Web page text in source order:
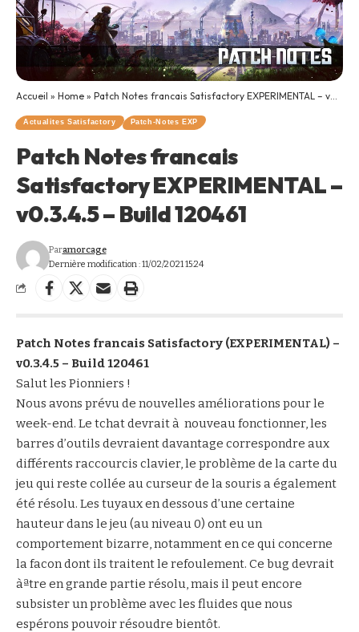
Accueil » Home » Patch Notes francais Satisfactory EXPERIMENTAL – v0.3.4.5 – Build 120461
Actualites Satisfactory Patch-Notes EXP
Patch Notes francais
Satisfactory EXPERIMENTAL –
v0.3.4.5 – Build 120461
Dernière modification : 11/02/2021 15:24
Paramorcage
Patch Notes francais Satisfactory (EXPERIMENTAL) –
v0.3.4.5 – Build 120461
Salut les Pionniers !
Nous avons prévu de nouvelles améliorations pour le
week-end. Le tchat devrait à nouveau fonctionner, les
barres d’outils devraient davantage correspondre aux
différents raccourcis clavier, le problème de la carte du
jeu qui reste collée au curseur de la souris a également
été résolu. Les tuyaux en dessous d’une certaine
hauteur dans le jeu (au niveau 0) ont eu un
comportement bizarre, notamment en ce qui concerne
la facon dont ils traitent le refoulement. Ce bug devrait
àªtre en grande partie résolu, mais il peut encore
subsister un problème avec les fluides que nous
espérons pouvoir résoudre bientôt.